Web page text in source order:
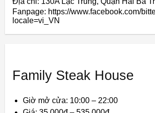
Fanpage: https://www.facebook.com/
locale=vi_VN
Family Steak House
Giờ mở cửa: 10:00 – 22:00